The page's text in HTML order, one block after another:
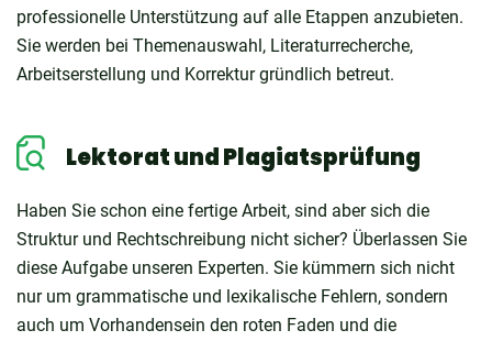
professionelle Unterstützung auf alle Etappen anzubieten.
Sie werden bei Themenauswahl, Literaturrecherche,
Arbeitserstellung und Korrektur gründlich betreut.
Lektorat und Plagiatsprüfung
Haben Sie schon eine fertige Arbeit, sind aber sich die
Struktur und Rechtschreibung nicht sicher? Überlassen Sie
diese Aufgabe unseren Experten. Sie kümmern sich nicht
nur um grammatische und lexikalische Fehlern, sondern
auch um Vorhandensein den roten Faden und die